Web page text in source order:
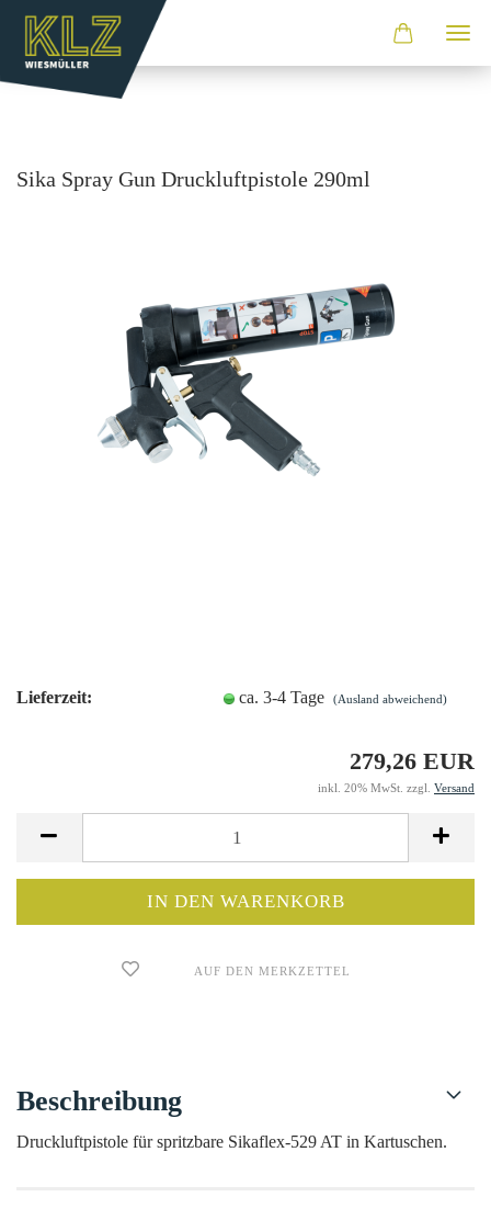
Sika Spray Gun Druck­luft­pis­to­le 290ml
Lieferzeit: ca. 3-4 Tage(Ausland abweichend)
279,26 EUR
inkl. 20% MwSt. zzgl. Versand
AUF DEN MERKZETTEL
Beschreibung
Druckluftpistole für spritzbare Sikaflex-529 AT in Kartuschen.